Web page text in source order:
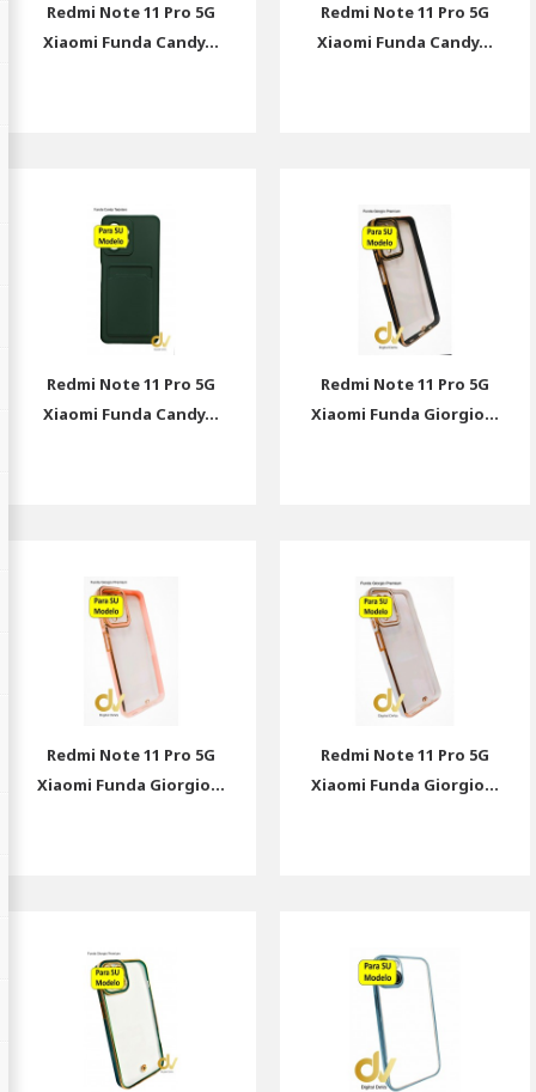
Redmi Note 11 Pro 5G
Xiaomi Funda Candy...
Redmi Note 11 Pro 5G
Xiaomi Funda Candy...
Redmi Note 11 Pro 5G
Xiaomi Funda Candy...
Redmi Note 11 Pro 5G
Xiaomi Funda Giorgio...
Redmi Note 11 Pro 5G
Xiaomi Funda Giorgio...
Redmi Note 11 Pro 5G
Xiaomi Funda Giorgio...